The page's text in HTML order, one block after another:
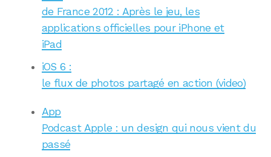
de France 2012 : Après le jeu, les
applications officielles pour iPhone et
iPad
iOS 6 :
le flux de photos partagé en action (video)
App
Podcast Apple : un design qui nous vient du
passé